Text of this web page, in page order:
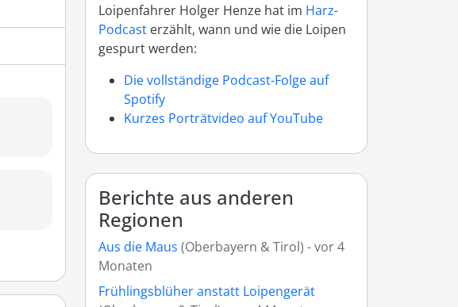
Loipenfahrer Holger Henze hat im Harz-
Podcast erzählt, wann und wie die Loipen
gespurt werden:
Die vollständige Podcast-Folge auf
Spotify
Kurzes Porträtvideo auf YouTube
Berichte aus anderen
Regionen
Aus die Maus (Oberbayern & Tirol) - vor 4
Monaten
Frühlingsblüher anstatt Loipengerät